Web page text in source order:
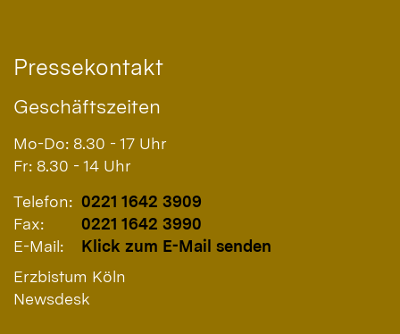
Pressekontakt
Geschäftszeiten
Mo-Do: 8.30 - 17 Uhr
Fr: 8.30 - 14 Uhr
Telefon: 0221 1642 3909
Fax:
0221 1642 3990
E-Mail:
Klick zum E-Mail senden
Erzbistum Köln
Newsdesk